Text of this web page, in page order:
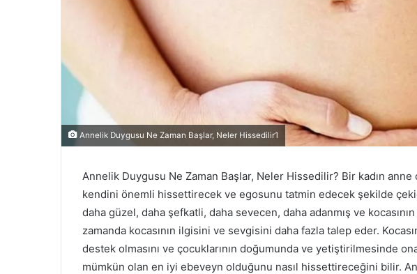
Annelik Duygusu Ne Zaman Başlar, Neler Hissedilir1
Annelik Duygusu Ne Zaman Başlar, Neler Hissedilir? Bir kadın
kendini önemli hissettirecek ve egosunu tatmin edecek şekilde
daha güzel, daha şefkatli, daha sevecen, daha adanmış ve
zamanda kocasının ilgisini ve sevgisini daha fazla talep eder.
destek olmasını ve çocuklarının doğumunda ve yetiştirilmesinde ona
mümkün olan en iyi ebeveyn olduğunu nasıl hissettireceğini bilir.